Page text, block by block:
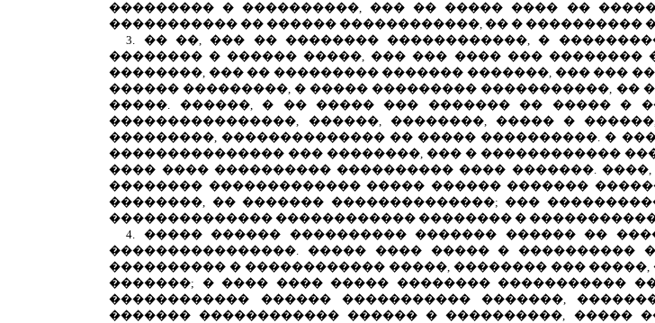
��������� � ����������, ��� �� ����� ���� ��
����������� �� ������ ������������, �� � ����������
3. �� ��, ��� �� �������� ������������, �
�������� � ������ �����, ��� ��� ���� ���
��������, ��� �� ��������� ������� �������, ��� ���
������ ���������, � ����� ��������� �����������, ��
�����. ������, � �� ����� ��� ������� �� ����� �
����������������, ������, ��������, ����� �
���������, �������������� �� ����� ����������. �
��������������� ��� ��������, ��� � ������������
���� ���� ���������� ���������� ���� �������.
�������� ������������� ����� ������ �������
��������, �� ������� ��������������; ���
�������������� ������������ �������� �
4.
����� ������ ���������� ������� ������ ��
����������������. ����� ���� ����� � ����������
���������� � ������������ �����, �������� ���
�������; � ���� ���� ����� �������� �����������
������������ ������ ����������� �������,
������� ������������ ������ � ����������, �����